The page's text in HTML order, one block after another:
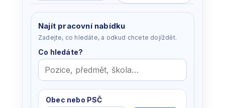
Najít pracovní nabídku
Zadejte, co hledáte, a odkud chcete dojíždět.
Co hledáte?
Dojezdová
Obec nebo PSČ